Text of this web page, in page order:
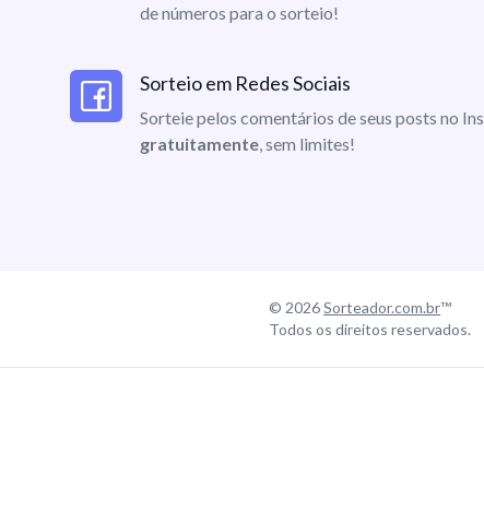
de números para o sorteio!
Sorteio em Redes Sociais
Sorteie pelos comentários de seus posts no
gratuitamente, sem limites!
© 2026Sorteador.com.br™
Todos os direitos reservados.